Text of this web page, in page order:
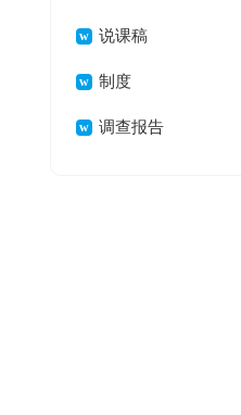
说课稿
制度
调查报告